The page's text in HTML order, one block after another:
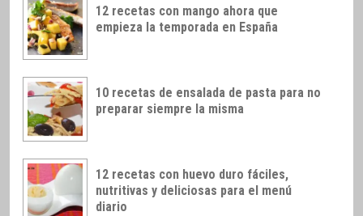
12 recetas con mango ahora que
empieza la temporada en España
10 recetas de ensalada de pasta para no
preparar siempre la misma
12 recetas con huevo duro fáciles,
nutritivas y deliciosas para el menú
diario